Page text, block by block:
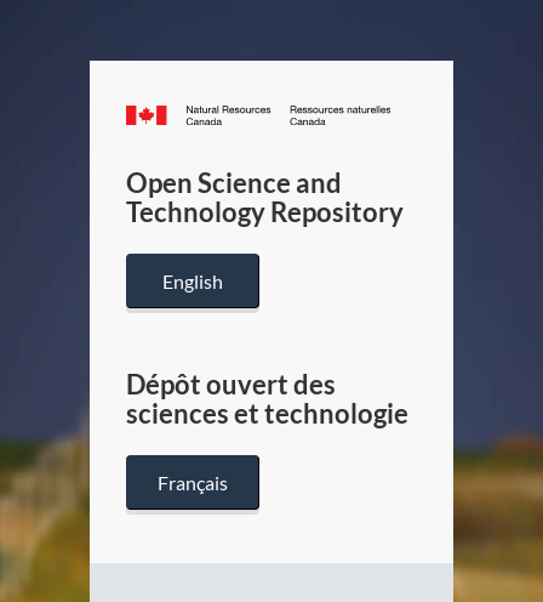
Canada.ca
/
Canada
Open Science and
Technology Repository
English
Dépôt ouvert des
sciences et technologie
Français